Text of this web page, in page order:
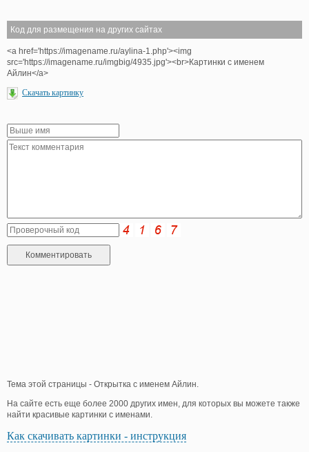
Код для размещения на других сайтах
<a href='https://imagename.ru/aylina-1.php'><img
src='https://imagename.ru/imgbig/4935.jpg'><br>Картинки с именем
Айлин</a>
Скачать картинку
Тема этой страницы - Открытка с именем Айлин.
На сайте есть еще более 2000 других имен, для которых вы можете также
найти красивые картинки с именами.
Как скачивать картинки - инструкция